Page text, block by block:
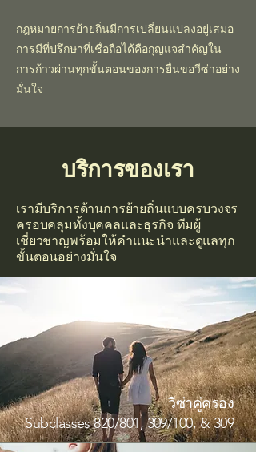
กฎหมายการย้ายถิ่นมีการเปลี่ยนแปลงอยู่เสมอ
การมีที่ปรึกษาที่เชื่อถือได้คือกุญแจสำคัญใน
การก้าวผ่านทุกขั้นตอนของการยื่นขอวีซ่าอย่าง
มั่นใจ
บริการของเรา
เรามีบริการด้านการย้ายถิ่นแบบครบวงจร
ครอบคลุมทั้งบุคคลและธุรกิจ ทีมผู้
เชี่ยวชาญพร้อมให้คำแนะนำและดูแลทุก
ขั้นตอนอย่างมั่นใจ
วีซ่าคู่ครอง
Subclasses 820/801, 309/100, & 309